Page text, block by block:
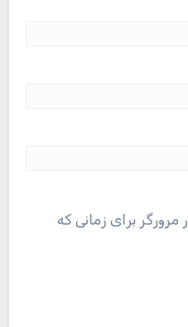
مرورگر برای زمانی که